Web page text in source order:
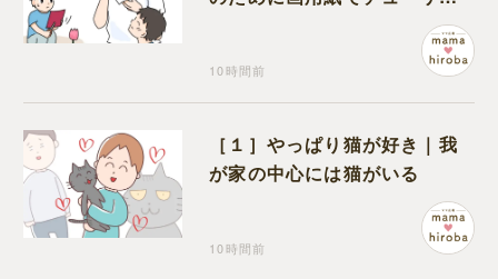
プを作っていただけだった
10時間前
［１］やっぱり猫が好き｜我
が家の中心には猫がいる
10時間前